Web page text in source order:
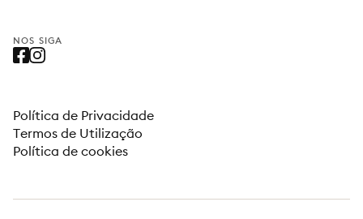
NOS SIGA
Política de Privacidade
Termos de Utilização
Política de cookies